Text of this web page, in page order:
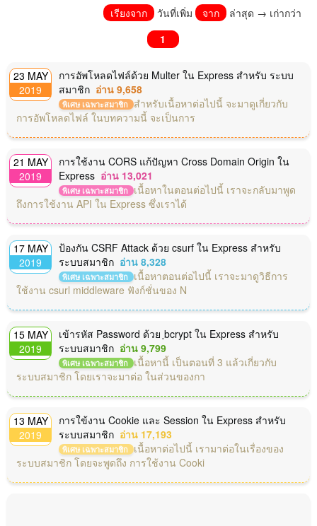
23 MAY
2019
การอัพโหลดไฟล์ด้วย Multer ใน Express สำหรับ ระบบ
สมาชิก อ่าน 9,658
พิเศษ เฉพาะสมาชิก สำหรับเนื้อหาต่อไปนี้ จะมาดูเกี่ยวกับ
การอัพโหลดไฟล์ ในบทความนี้ จะเป็นการ
21 MAY
2019
การใช้งาน CORS แก้ปัญหา Cross Domain Origin ใน
Express อ่าน 13,021
พิเศษ เฉพาะสมาชิก เนื้อหาในตอนต่อไปนี้ เราจะกลับมาพูด
ถึงการใช้งาน API ใน Express ซึ่งเราได้
17 MAY
2019
ป้องกัน CSRF Attack ด้วย csurf ใน Express สำหรับ
ระบบสมาชิก อ่าน 8,328
พิเศษ เฉพาะสมาชิก เนื้อหาตอนต่อไปนี้ เราจะมาดูวิธีการ
ใช้งาน csurl middleware ฟังก์ชั่นของ N
15 MAY
2019
เข้ารหัส Password ด้วย ฺbcrypt ใน Express สำหรับ
ระบบสมาชิก อ่าน 9,799
พิเศษ เฉพาะสมาชิก เนื้อหานี้ เป็นตอนที่ 3 แล้วเกี่ยวกับ
ระบบสมาชิก โดยเราจะมาต่อ ในส่วนของกา
13 MAY
2019
การใข้งาน Cookie และ Session ใน Express สำหรับ
ระบบสมาชิก อ่าน 17,193
พิเศษ เฉพาะสมาชิก เนื้อหาต่อไปนี้ เรามาต่อในเรื่องของ
ระบบสมาชิก โดยจะพูดถึง การใช้งาน Cooki
เรียงจาก วันที่เพิ่ม จาก ล่าสุด → เก่ากว่า
1